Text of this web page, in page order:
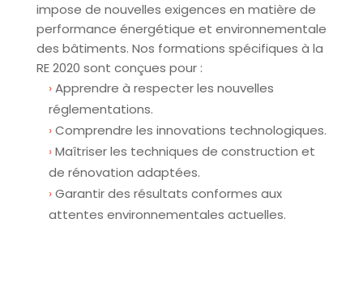
impose de nouvelles exigences en matière de
performance énergétique et environnementale
des bâtiments. Nos formations spécifiques à la
RE 2020 sont conçues pour :
Apprendre à respecter les nouvelles
réglementations.
Comprendre les innovations technologiques.
Maîtriser les techniques de construction et
de rénovation adaptées.
Garantir des résultats conformes aux
attentes environnementales actuelles.